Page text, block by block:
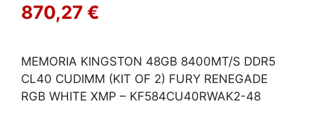
870,27 €
MEMORIA KINGSTON 48GB 8400MT/S DDR5
CL40 CUDIMM (KIT OF 2) FURY RENEGADE
RGB WHITE XMP – KF584CU40RWAK2-48